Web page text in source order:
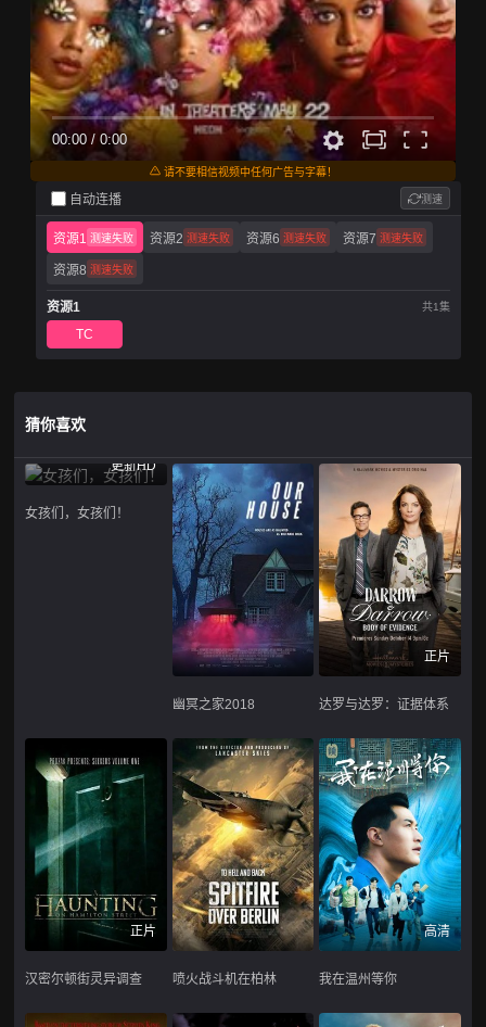
00:00 / 0:00
请不要相信视频中任何广告与字幕！
自动连播 测速
资源1 测速失败 资源2 测速失败 资源6 测速失败 资源7 测速失败
资源8 测速失败
资源1 共1集
TC
猜你喜欢
更新HD
女孩们，女孩们！
幽冥之家2018
正片
达罗与达罗：证据体系
正片
汉密尔顿街灵异调查 喷火战斗机在柏林
高清
我在温州等你